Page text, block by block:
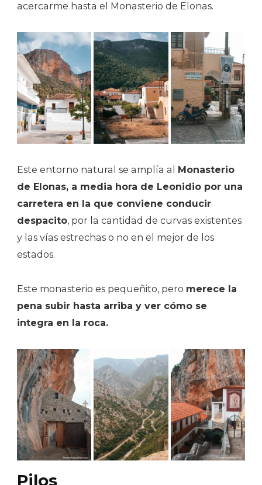
acercarme hasta el Monasterio de Elonas.
Este entorno natural se amplía al Monasterio
de Elonas, a media hora de Leonidio por una
carretera en la que conviene conducir
despacito, por la cantidad de curvas existentes
y las vías estrechas o no en el mejor de los
estados.
Este monasterio es pequeñito, pero merece la
pena subir hasta arriba y ver cómo se
integra en la roca.
Pilos